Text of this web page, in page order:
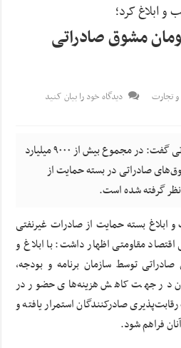
و ابلاغ کرد؛
تومان مشوق صادراتی
و تجارت
دیدگاه خود را بیان کنید
دبیر کارگروه مشوق‌های صادراتی گفت: در مجموع بیش از ۹۰۰۰ میلیارد
صادراتی در بسته حمایت از
ابلاغ بسته حمایت از صادرات غیرنفتی
اقتصاد مقاومتی اظهار داشت: با ابلاغ و
توسط سازمان برنامه و بودجه،
در جهت کاهش هزینه‌های حضور در
صادرکنندگان استمرار یافته و
فراهم شود.